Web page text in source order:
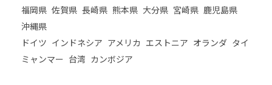
福岡県 佐賀県 長崎県 熊本県 大分県 宮崎県 鹿児島県
沖縄県
ドイツ インドネシア アメリカ エストニア オランダ タイ
ミャンマー 台湾 カンボジア